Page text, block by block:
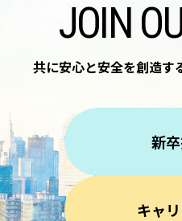
JOIN
共に安心と安全を創造す
新
キャ